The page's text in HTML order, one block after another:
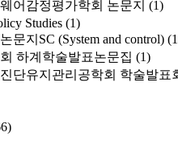
어감정평가학회 논문지 (1)
Studies (1)
문지SC (System and control)
하계학술발표논문집 (1)
단유지관리공학회 학술발표